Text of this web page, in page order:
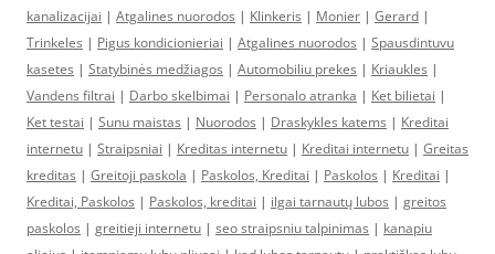
kanalizacijai | Atgalines nuorodos | Klinkeris | Monier | Gerard |
Trinkeles | Pigus kondicionieriai | Atgalines nuorodos | Spausdintuvu
kasetes | Statybinės medžiagos | Automobiliu prekes | Kriaukles |
Vandens filtrai | Darbo skelbimai | Personalo atranka | Ket bilietai |
Ket testai | Sunu maistas | Nuorodos | Draskykles katems | Kreditai
internetu | Straipsniai | Kreditas internetu | Kreditai internetu | Greitas
kreditas | Greitoji paskola | Paskolos, Kreditai | Paskolos | Kreditai |
Kreditai, Paskolos | Paskolos, kreditai | ilgai tarnautų lubos | greitos
paskolos | greitieji internetu | seo straipsniu talpinimas | kanapiu